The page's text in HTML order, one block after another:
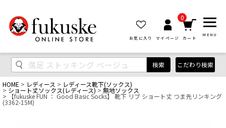
お気に入り マイページ
0
カート
MENU
検索 こだわり検索
HOME レディース レディース靴下(ソックス)
ショート丈ソックス(レディース) 無地ソックス
【fukuske FUN ： Good Basic Socks】 靴下 リブ ショート丈 つま先リンキング
(3362-15M)